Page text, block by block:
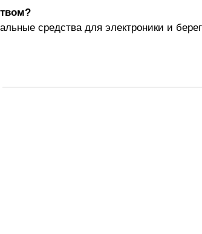
средства для электроники и